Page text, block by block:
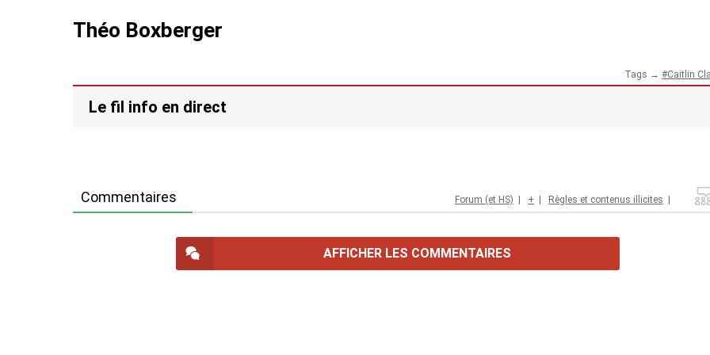
Théo Boxberger
Tags → Caitlin
Le fil info en direct
Commentaires Forum (et HS) | + | Règles et contenus illicites |
AFFICHER LES COMMENTAIRES